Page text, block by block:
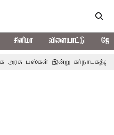
சினிமா விளையாட்டு
பஸ்கள் இன்று கர்நாடகத்துக்கு